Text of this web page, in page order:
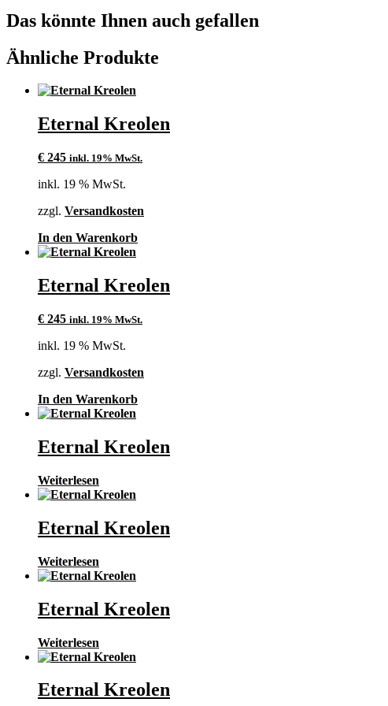
Das könnte Ihnen auch gefallen
Ähnliche Produkte
Eternal Kreolen
€ 245 inkl. 19% MwSt.
inkl. 19 % MwSt.
zzgl. Versandkosten
In den Warenkorb
Eternal Kreolen
€ 245 inkl. 19% MwSt.
inkl. 19 % MwSt.
zzgl. Versandkosten
In den Warenkorb
Eternal Kreolen
Weiterlesen
Eternal Kreolen
Weiterlesen
Eternal Kreolen
Weiterlesen
Eternal Kreolen